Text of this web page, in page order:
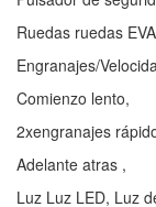
Ruedas ruedas
Engranajes/
Comienzo lento,
2xengranajes
Adelante atras ,
Luz Luz LED, Luz